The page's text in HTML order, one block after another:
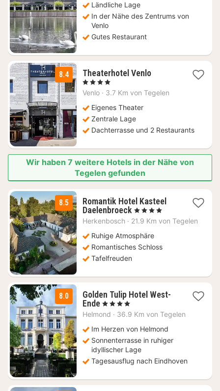
€
Ländliche Lage
In der Nähe des Zentrums von
Venlo
Gutes Restaurant
8.4 Theaterhotel Venlo1
ab
141
, 4 Sterne
Venlo · 3.7 Km von Tegelen
Eigenes Theater
Zentrale Lage
Dachterrasse und 2 Restaurants
Wir haben 7 weitere Hotels in der Nähe von
Tegelen gefunden
8.5
Romantik Hotel Kasteel
Daelenbroeck 1
Nacht
165
€
, 4 Sterne
Herkenbosch · 21.9 Km von Tegelen
Ruhige Atmosphäre
Romantisches Schloss
Tafelfreuden
8.0
Golden Tulip Hotel West-
Ende1
Nacht
110
€
, 4 Sterne
Helmond · 36.9 Km von Tegelen
Im Herzen von Helmond
Sonnenterrasse in ruhiger
idyllischer Lage
Tagesausflug nach Eindhoven